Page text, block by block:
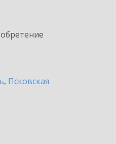
, Псковская